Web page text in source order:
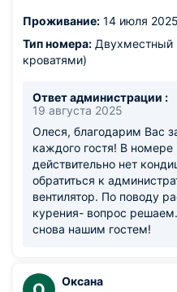
открыв окно на
нет в номере, любой с
номер. Я пока ночью
движение, спать
Проживание: 14 июля
Тип номера:
кроватями)
Ответ администрации :
19 августа 2025
Олеся, благодарим Вас
каждого гостя! В
действительно нет
обратиться к
вентилятор. По поводу
курения- вопрос
снова нашим гостем!
Оксана